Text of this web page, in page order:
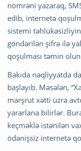
nömrəni yazaraq,
edib, internetə
sistemi
göndərilən şifrə ilə
qoşulması təmin
Bakıda nəqliyyatda
başlayıb. Məsələn,
marşrut xətti üzrə
yararlana bilirlər.
keçməklə istənilən
ödənişsiz internetə